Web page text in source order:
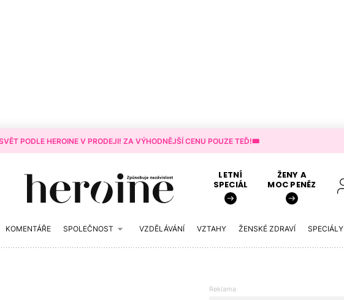
PODLE HEROINE V PRODEJI! ZA VÝHODNĚJŠÍ CENU POUZE TEĎ!🎟️
LETNÍ
SPECIÁL
ŽENY A
MOC PENĚZ
KOMENTÁŘE SPOLEČNOST VZDĚLÁVÁNÍ VZTAHY ŽENSKÉ ZDRAVÍ SPECIÁLY